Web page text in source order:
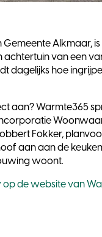
Gemeente Alkmaar,
achtertuin van een
dagelijks hoe
aan? Warmte365
Fokker,
aan aan de
woont.
op de website van